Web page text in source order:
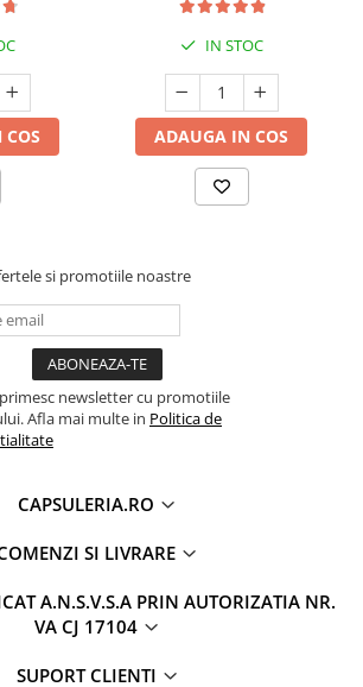
IN STOC
ADAUGA IN COS
si promotiile noastre
newsletter cu promotiile
Afla mai multe in Politica de
CAPSULERIA.RO
SI LIVRARE
A.N.S.V.S.A PRIN AUTORIZATIA NR.
VA CJ 17104
SUPORT CLIENTI